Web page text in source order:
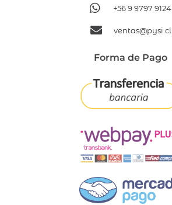
+56 9 9797 9124
ventas@pysi.cl
Forma de Pago